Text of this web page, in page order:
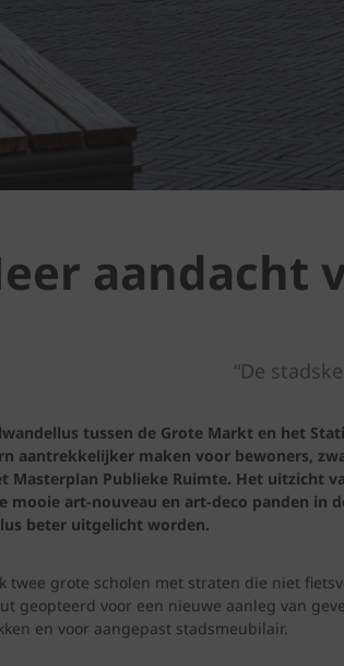
aandacht
“De
tussen de Grote Markt en het
aantrekkelijker maken voor bewoners,
Masterplan Publieke Ruimte. Het uitzicht
mooie art-nouveau en art-deco panden in
beter uitgelicht worden.
twee grote scholen met straten die niet
geopteerd voor een nieuwe aanleg van
en voor aangepast stadsmeubilair.